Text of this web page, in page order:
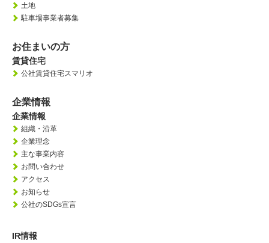
土地
駐車場事業者募集
お住まいの方
賃貸住宅
公社賃貸住宅スマリオ
企業情報
企業情報
組織・沿革
企業理念
主な事業内容
お問い合わせ
アクセス
お知らせ
公社のSDGs宣言
IR情報